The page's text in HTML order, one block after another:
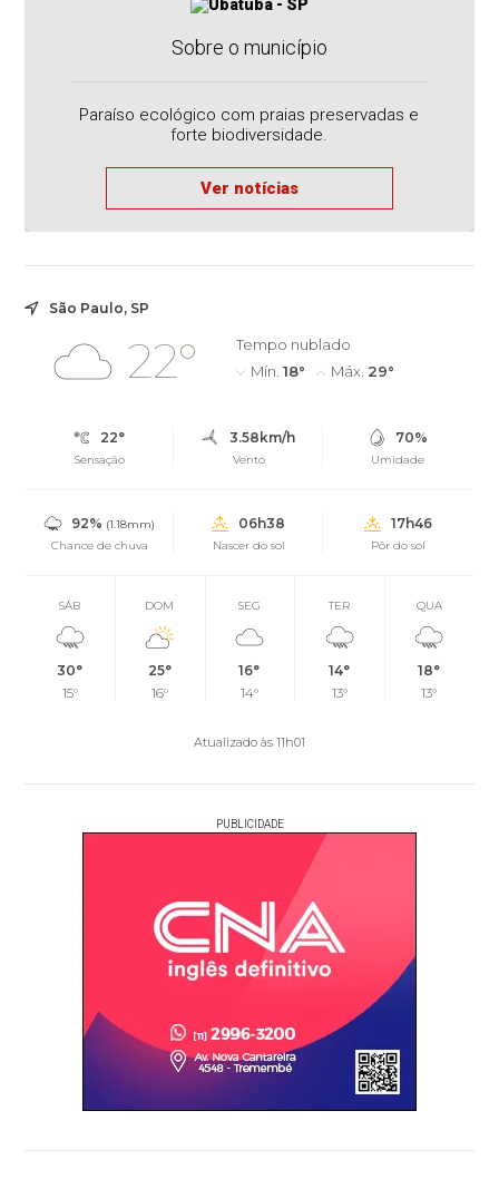
Sobre o município
Paraíso ecológico com praias preservadas e
forte biodiversidade.
Ver notícias
São Paulo, SP
22°
Tempo nublado
Mín. 18° Máx. 29°
22°
Sensação
3.58km/h
Vento
70%
Umidade
92% (1.18mm)
Chance de chuva
06h38
Nascer do sol
17h46
Pôr do sol
SÁB
30°
15°
DOM
25°
16°
SEG
16°
14°
TER
14°
13°
QUA
18°
13°
Atualizado às 11h01
PUBLICIDADE